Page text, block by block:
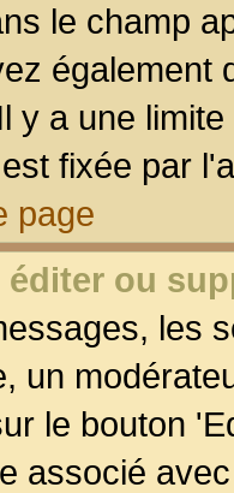
le champ
également
y a une
fixée par
page
ou
les
un
le bouton
associé